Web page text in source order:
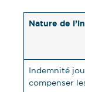
Nature de
Indemnité
compenser